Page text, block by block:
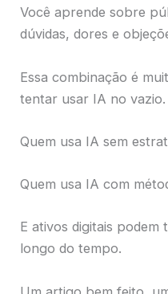
Você aprende sobre
dúvidas, dores e
Essa combinação é
tentar usar IA no vazio.
Quem usa IA sem
Quem usa IA com
E ativos digitais
longo do tempo.